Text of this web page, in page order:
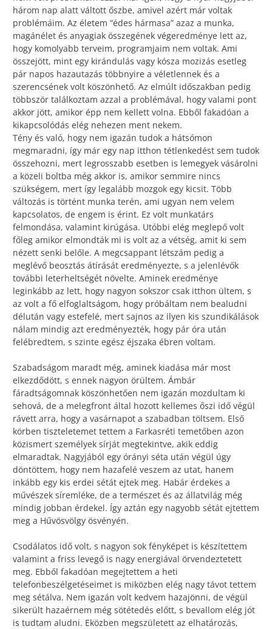
három nap alatt váltott őszbe, amivel azért már voltak
problémáim. Az életem “édes hármasa” azaz a munka,
magánélet és anyagiak összegének végeredménye lett az,
hogy komolyabb terveim, programjaim nem voltak. Ami
összejött, mint egy kirándulás vagy kósza mozizás esetleg
pár napos hazautazás többnyire a véletlennek és a
szerencsének volt köszönhető. Az elmúlt időszakban pedig
többször találkoztam azzal a problémával, hogy valami pont
akkor jött, amikor épp nem kellett volna. Ebből fakadóan a
kikapcsolódás elég nehezen ment nekem.
Tény és való, hogy nem igazán tudok a hátsómon
megmaradni, így már egy nap itthon tétlenkedést sem tudok
összehozni, mert legrosszabb esetben is lemegyek vásárolni
a közeli boltba még akkor is, amikor semmire nincs
szükségem, mert így legalább mozgok egy kicsit. Több
változás is történt munka terén, ami ugyan nem velem
kapcsolatos, de engem is érint. Ez volt munkatárs
felmondása, valamint kirúgása. Utóbbi elég meglepő volt
főleg amikor elmondták mi is volt az a vétség, amit ki sem
nézett senki belőle. A megcsappant létszám pedig a
meglévő beosztás átírását eredményezte, s a jelenlévők
további leterheltségét növelte. Aminek eredménye
leginkább az lett, hogy nagyon sokszor csak itthon ültem, s
az volt a fő elfoglaltságom, hogy próbáltam nem bealudni
délután vagy estefelé, mert sajnos az ilyen kis szundikálások
nálam mindig azt eredményezték, hogy pár óra után
felébredtem, s szinte egész éjszaka ébren voltam.
Szabadságom maradt még, aminek kiadása már most
elkezdődött, s ennek nagyon örültem. Ámbár
fáradtságomnak köszönhetően nem igazán mozdultam ki
sehová, de a melegfront által hozott kellemes őszi idő végül
rávett arra, hogy a vasárnapot a szabadban töltsem. Első
körben tiszteletemet tettem a Farkasréti temetőben azon
közismert személyek sírját megtekintve, akik eddig
elmaradtak. Nagyjából egy órányi séta után végül úgy
döntöttem, hogy nem hazafelé veszem az utat, hanem
inkább egy kis erdei sétát ejtek meg. Habár érdekes a
művészek síremléke, de a természet és az állatvilág még
mindig jobban érdekel. Így aztán egy nagyobb sétát ejtettem
meg a Hűvösvölgy ösvényén.
Csodálatos idő volt, s nagyon sok fényképet is készítettem
valamint a friss levegő is nagy energiával örvendeztetett
meg. Ebből fakadóan megejtettem a heti
telefonbeszélgetéseimet is miközben elég nagy távot tettem
meg sétálva. Nem igazán volt kedvem hazajönni, de végül
sikerült hazaérnem még sötétedés előtt, s bevallom elég jót
is tudtam aludni. Eközben megszületett az elhatározás,